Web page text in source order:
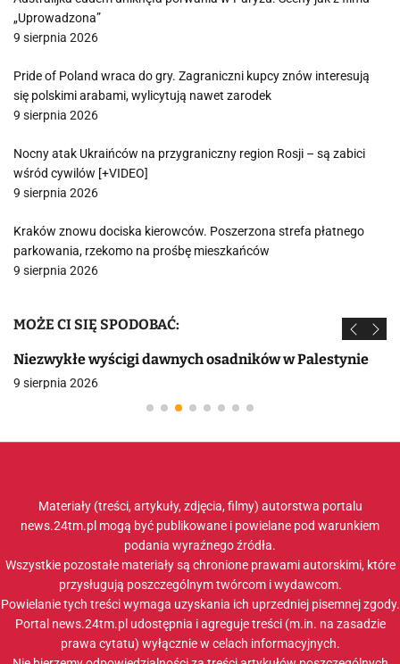
„Uprowadzona”
9 sierpnia 2026
Pride of Poland wraca do gry. Zagraniczni kupcy znów interesują
się polskimi arabami, wylicytują nawet zarodek
9 sierpnia 2026
Nocny atak Ukraińców na przygraniczny region Rosji – są zabici
wśród cywilów [+VIDEO]
9 sierpnia 2026
Kraków znowu dociska kierowców. Poszerzona strefa płatnego
parkowania, rzekomo na prośbę mieszkańców
9 sierpnia 2026
MOŻE CI SIĘ SPODOBAĆ:
Niezwykłe wyścigi dawnych osadników w Palestynie
9 sierpnia 2026
Materiały (treści, artykuły, zdjęcia, filmy) autorstwa portalu
news.24tm.pl mogą być publikowane i powielane pod warunkiem
podania wyraźnego źródła.
Wszystkie pozostałe materiały są chronione prawami autorskimi, które
przysługują poszczególnym twórcom i wydawcom.
Powielanie tych treści wymaga uzyskania ich uprzedniej pisemnej zgody.
Portal news.24tm.pl udostępnia i agreguje treści (m.in. na zasadzie
prawa cytatu) wyłącznie w celach informacyjnych.